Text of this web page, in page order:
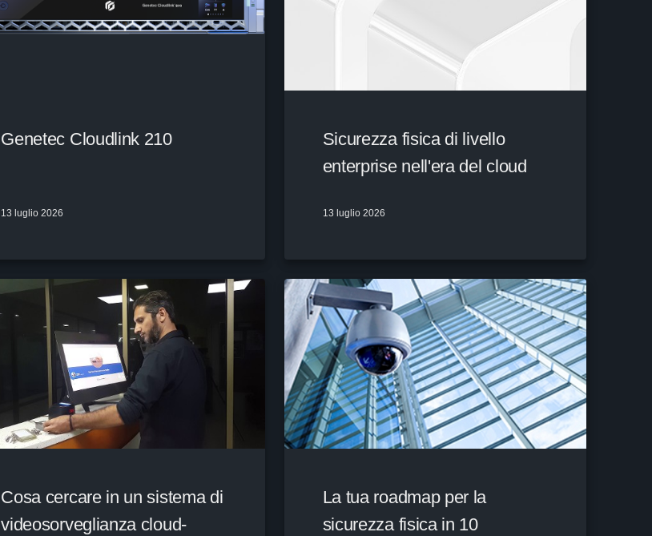
Genetec Cloudlink 210
13 luglio 2026
Sicurezza fisica di livello
enterprise nell'era del cloud
13 luglio 2026
Cosa cercare in un sistema di
videosorveglianza cloud-
La tua roadmap per la
sicurezza fisica in 10